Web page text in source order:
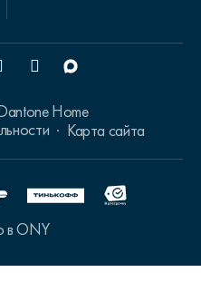
Home
Карта сайта
в ONY